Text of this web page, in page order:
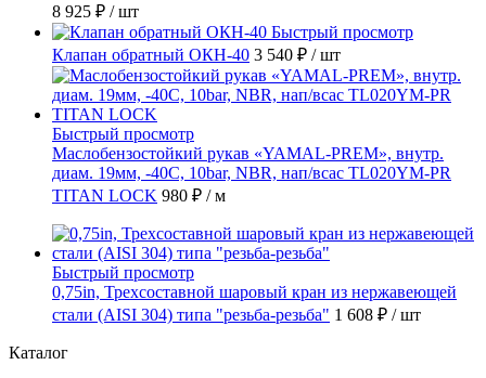
8 925 ₽ / шт
Быстрый просмотр
Клапан обратный ОКН-40 3 540 ₽ / шт
Быстрый просмотр
Маслобензостойкий рукав «YAMAL-PREM», внутр.
диам. 19мм, -40C, 10bar, NBR, нап/всас TL020YM-PR
TITAN LOCK 980 ₽ / м
Быстрый просмотр
0,75in, Трехсоставной шаровый кран из нержавеющей
стали (AISI 304) типа "резьба-резьба" 1 608 ₽ / шт
Каталог